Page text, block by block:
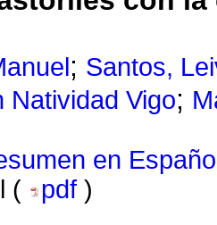
; Santos,
Natividad Vigo;
en
(
pdf )